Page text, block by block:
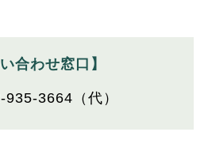
合わせ窓口】
3664（代）